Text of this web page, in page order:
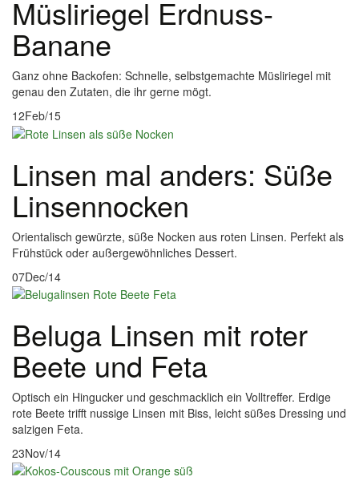
Müsliriegel Erdnuss-
Banane
Ganz ohne Backofen: Schnelle, selbstgemachte Müsliriegel mit
genau den Zutaten, die ihr gerne mögt.
12Feb/15
Linsen mal anders: Süße
Linsennocken
Orientalisch gewürzte, süße Nocken aus roten Linsen. Perfekt als
Frühstück oder außergewöhnliches Dessert.
07Dec/14
Beluga Linsen mit roter
Beete und Feta
Optisch ein Hingucker und geschmacklich ein Volltreffer. Erdige
rote Beete trifft nussige Linsen mit Biss, leicht süßes Dressing und
salzigen Feta.
23Nov/14